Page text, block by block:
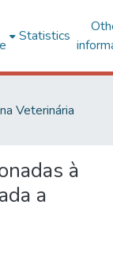
Statistics
Veterinária
à
a